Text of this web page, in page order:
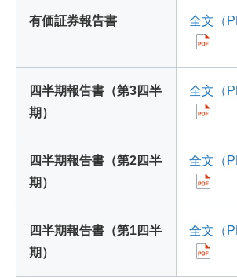
有価証券報告書 全文（
四半期報告書（第3四半
期）
全文（
四半期報告書（第2四半
期）
全文（
四半期報告書（第1四半
期）
全文（